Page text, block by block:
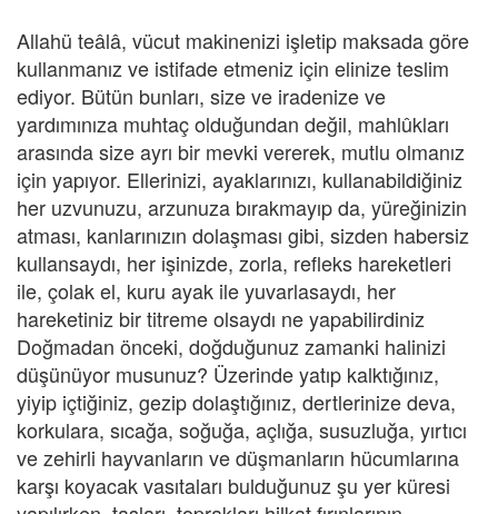
Allahü teâlâ, vücut makinenizi işletip maksada göre
kullanmanız ve istifade etmeniz için elinize teslim
ediyor. Bütün bunları, size ve iradenize ve
yardımınıza muhtaç olduğundan değil, mahlûkları
arasında size ayrı bir mevki vererek, mutlu olmanız
için yapıyor. Ellerinizi, ayaklarınızı, kullanabildiğiniz
her uzvunuzu, arzunuza bırakmayıp da, yüreğinizin
atması, kanlarınızın dolaşması gibi, sizden habersiz
kullansaydı, her işinizde, zorla, refleks hareketleri
ile, çolak el, kuru ayak ile yuvarlasaydı, her
hareketiniz bir titreme olsaydı ne yapabilirdiniz
Doğmadan önceki, doğduğunuz zamanki halinizi
düşünüyor musunuz? Üzerinde yatıp kalktığınız,
yiyip içtiğiniz, gezip dolaştığınız, dertlerinize deva,
korkulara, sıcağa, soğuğa, açlığa, susuzluğa, yırtıcı
ve zehirli hayvanların ve düşmanların hücumlarına
karşı koyacak vasıtaları bulduğunuz şu yer küresi